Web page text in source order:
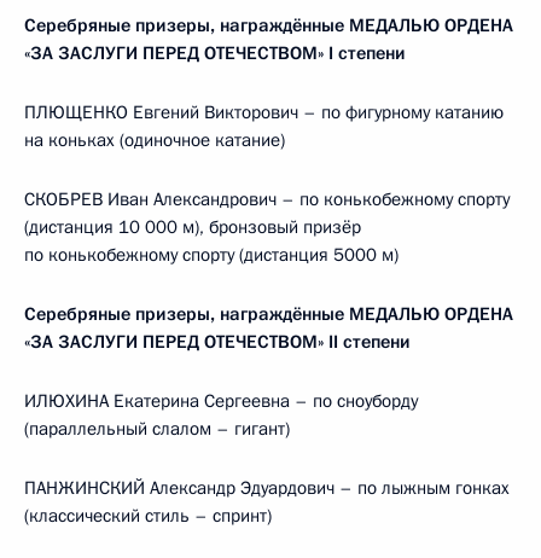
Серебряные призеры, награждённые МЕДАЛЬЮ ОРДЕНА
«ЗА ЗАСЛУГИ ПЕРЕД ОТЕЧЕСТВОМ» I степени
ПЛЮЩЕНКО Евгений Викторович – по фигурному катанию
на коньках (одиночное катание)
СКОБРЕВ Иван Александрович – по конькобежному спорту
(дистанция 10 000 м), бронзовый призёр
по конькобежному спорту (дистанция 5000 м)
Серебряные призеры, награждённые МЕДАЛЬЮ ОРДЕНА
«ЗА ЗАСЛУГИ ПЕРЕД ОТЕЧЕСТВОМ» II степени
ИЛЮХИНА Екатерина Сергеевна – по сноуборду
(параллельный слалом – гигант)
ПАНЖИНСКИЙ Александр Эдуардович – по лыжным гонках
(классический стиль – спринт)